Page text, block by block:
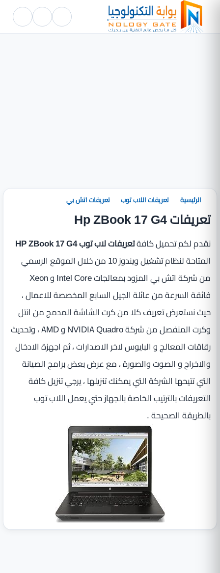
الرئيسية تعريفات اللاب توب تعريفات اتش بي
تعريفات Hp ZBook 17 G4
نقدم لكم تحميل كافةتعريفات لاب توب HP ZBook 17 G4
المتاحة لنظام تشغيل ويندوز 10 من خلال الموقع الرسمي
من شركة اتش بي المزود بمعالجات Intel Core و Xeon
فائقة السرعة من عائلة الجيل السابع المخصصة للاعمال ،
حيث نستعرض تعريف كلا من كرت الشاشة المدمج من انتل
وكرت المنفصل من شركة NVIDIA Quadro و AMD ، وتحديث
رقاقات المعالج و البايوس لاخر الاصدارات ، ثم اجهزة الادخال
والاخراج و الصوت والصورة ، مع عرض بعض برامج الصيانة
التي تتيحها الشركة التي يمكنك تنزيلها ، يرجي تنزيل كافة
التعريفات بالترتيب الخاصة بالجهاز حتي يعمل اللاب توب
بالطريقة الصحيحة .